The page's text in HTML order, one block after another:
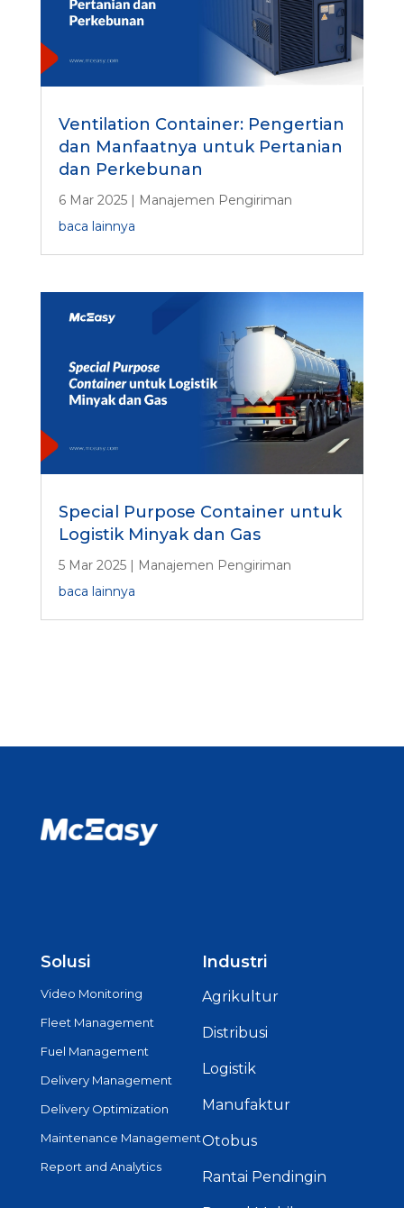
Ventilation Container: Pengertian
dan Manfaatnya untuk Pertanian
dan Perkebunan
6 Mar 2025| Manajemen Pengiriman
baca lainnya
Special Purpose Container untuk
Logistik Minyak dan Gas
5 Mar 2025| Manajemen Pengiriman
baca lainnya
Solusi
Video Monitoring
Fleet Management
Fuel Management
Delivery Management
Delivery Optimization
Maintenance Management
Report and Analytics
Industri
Agrikultur
Distribusi
Logistik
Manufaktur
Otobus
Rantai Pendingin